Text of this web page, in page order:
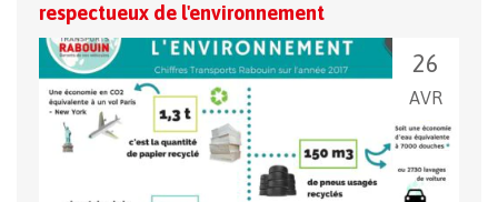
respectueux de l'environnement
26
AVR